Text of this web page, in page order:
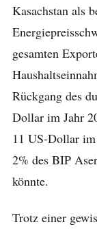
Kasachstan als
gesamten
Rückgang des
Dollar im Jahr
11 US-Dollar
2% des BIP
könnte.
Trotz einer